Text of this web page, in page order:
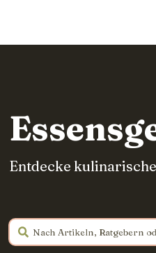
Entdecke